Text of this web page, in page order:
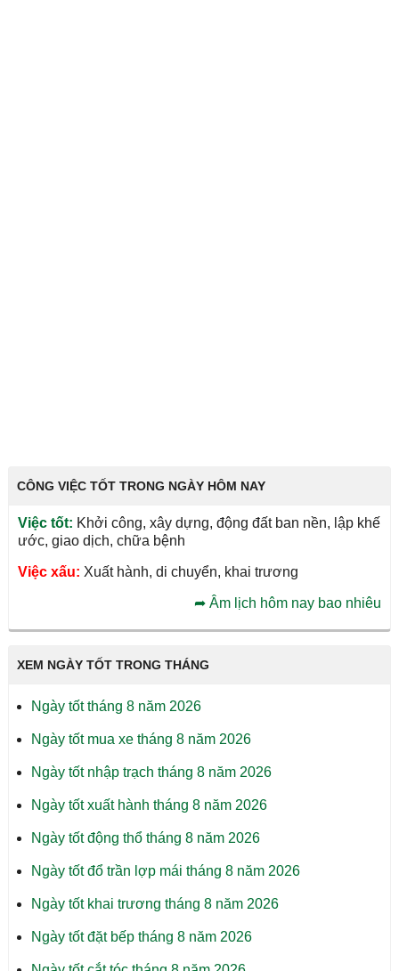
CÔNG VIỆC TỐT TRONG NGÀY HÔM NAY
Việc tốt: Khởi công, xây dựng, động đất ban nền, lập khế
ước, giao dịch, chữa bệnh
Việc xấu: Xuất hành, di chuyển, khai trương
➦Âm lịch hôm nay bao nhiêu
XEM NGÀY TỐT TRONG THÁNG
Ngày tốt tháng 8 năm 2026
Ngày tốt mua xe tháng 8 năm 2026
Ngày tốt nhập trạch tháng 8 năm 2026
Ngày tốt xuất hành tháng 8 năm 2026
Ngày tốt động thổ tháng 8 năm 2026
Ngày tốt đổ trần lợp mái tháng 8 năm 2026
Ngày tốt khai trương tháng 8 năm 2026
Ngày tốt đặt bếp tháng 8 năm 2026